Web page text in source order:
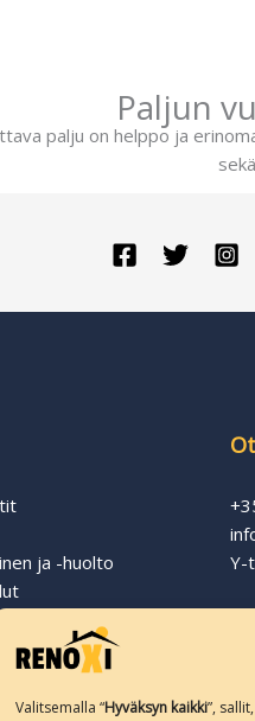
Valitsemalla “Hyväksyn kaikki”,
Paljun
palju on helppo ja
ja -huolto
Y-